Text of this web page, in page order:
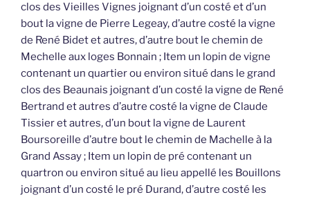
clos des Vieilles Vignes joignant d’un costé et d’un
bout la vigne de Pierre Legeay, d’autre costé la vigne
de René Bidet et autres, d’autre bout le chemin de
Mechelle aux loges Bonnain ; Item un lopin de vigne
contenant un quartier ou environ situé dans le grand
clos des Beaunais joignant d’un costé la vigne de René
Bertrand et autres d’autre costé la vigne de Claude
Tissier et autres, d’un bout la vigne de Laurent
Boursoreille d’autre bout le chemin de Machelle à la
Grand Assay ; Item un lopin de pré contenant un
quartron ou environ situé au lieu appellé les Bouillons
joignant d’un costé le pré Durand, d’autre costé les